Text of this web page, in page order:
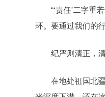
“‘责任’二字重
环。要通过我们的
纪严则清正，
在地处祖国北